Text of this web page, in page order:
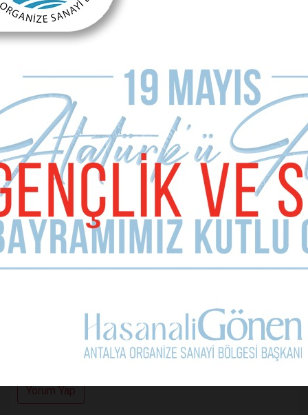
İsim Soyad
Telefon (zorunlu değil)
Yorumunuz
Kullanım Koşullarını Kabul Ediyorum.
Yorum Yap